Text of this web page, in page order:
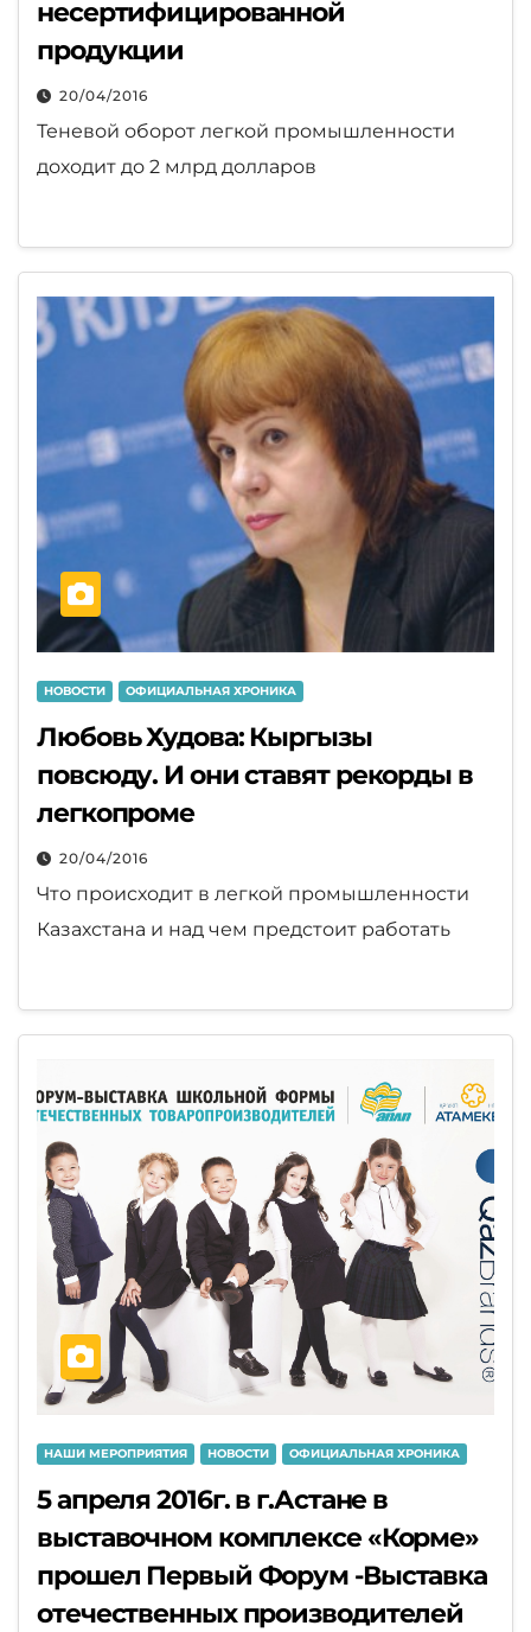
несертифицированной
продукции
20/04/2016
Теневой оборот легкой промышленности
доходит до 2 млрд долларов
НОВОСТИ ОФИЦИАЛЬНАЯ ХРОНИКА
Любовь Худова: Кыргызы
повсюду. И они ставят рекорды в
легкопроме
20/04/2016
Что происходит в легкой промышленности
Казахстана и над чем предстоит работать
НАШИ МЕРОПРИЯТИЯ НОВОСТИ ОФИЦИАЛЬНАЯ ХРОНИКА
5 апреля 2016г. в г.Астане в
выставочном комплексе «Корме»
прошел Первый Форум -Выставка
отечественных производителей